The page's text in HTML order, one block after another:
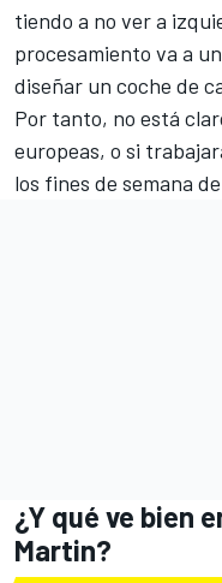
tiendo a no ver a
procesamiento va a
diseñar un coche de
Por tanto, no está
europeas, o si
los fines de semana
¿Y qué ve bien
Martin?